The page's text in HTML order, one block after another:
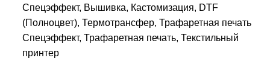
Спецэффект, Вышивка, Кастомизация, DTF
(Полноцвет), Термотрансфер, Трафаретная печать
Спецэффект, Трафаретная печать, Текстильный
принтер